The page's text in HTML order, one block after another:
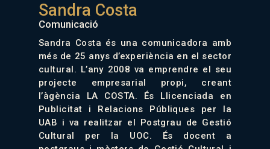
Sandra Costa
Comunicació
Sandra Costa és una comunicadora amb
més de 25 anys d’experiència en el sector
cultural. L’any 2008 va emprendre el seu
projecte empresarial propi, creant
l’àgència LA COSTA. És Llicenciada en
Publicitat i Relacions Públiques per la
UAB i va realitzar el Postgrau de Gestió
Cultural per la UOC. És docent a